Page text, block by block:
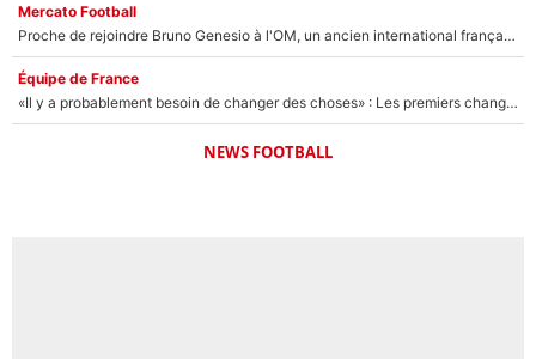
Mercato Football
Proche de rejoindre Bruno Genesio à l'OM, un ancien international français va finalement débarquer... sur RMC !
Équipe de France
«Il y a probablement besoin de changer des choses» : Les premiers changements de Zinedine Zidane en équipe de France sont révélés ?
NEWS FOOTBALL